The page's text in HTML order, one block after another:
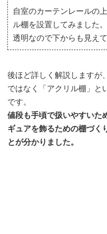
自室のカーテンレールの
ル棚を設置してみました。
透明なので下からも見え
後ほど詳しく解説しますが
ではなく「アクリル棚」と
です。
値段も手頃で扱いやすいた
ギュアを飾るための棚づく
とが分かりました。